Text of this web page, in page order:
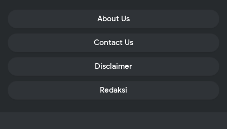
About Us
Contact Us
Disclaimer
Redaksi